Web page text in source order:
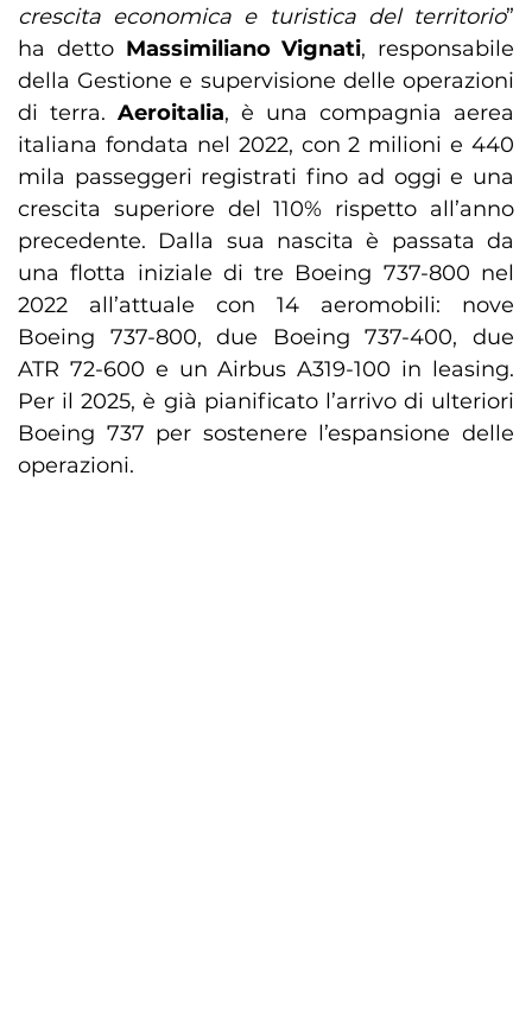
crescita economica e turistica del territorio”
ha detto Massimiliano Vignati, responsabile
della Gestione e supervisione delle operazioni
di terra. Aeroitalia, è una compagnia aerea
italiana fondata nel 2022, con 2 milioni e 440
mila passeggeri registrati fino ad oggi e una
crescita superiore del 110% rispetto all’anno
precedente. Dalla sua nascita è passata da
una flotta iniziale di tre Boeing 737-800 nel
2022 all’attuale con 14 aeromobili: nove
Boeing 737-800, due Boeing 737-400, due
ATR 72-600 e un Airbus A319-100 in leasing.
Per il 2025, è già pianificato l’arrivo di ulteriori
Boeing 737 per sostenere l’espansione delle
operazioni.